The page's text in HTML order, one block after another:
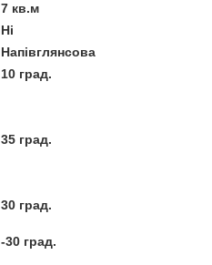
7 кв.м
Ні
Напівглянсова
10 град.
35 град.
30 град.
-30 град.